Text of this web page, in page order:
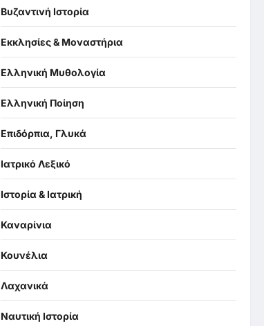
Βυζαντινή Ιστορία
Εκκλησίες & Μοναστήρια
Ελληνική Μυθολογία
Ελληνική Ποίηση
Επιδόρπια, Γλυκά
Ιατρικό Λεξικό
Ιστορία & Ιατρική
Καναρίνια
Κουνέλια
Λαχανικά
Ναυτική Ιστορία